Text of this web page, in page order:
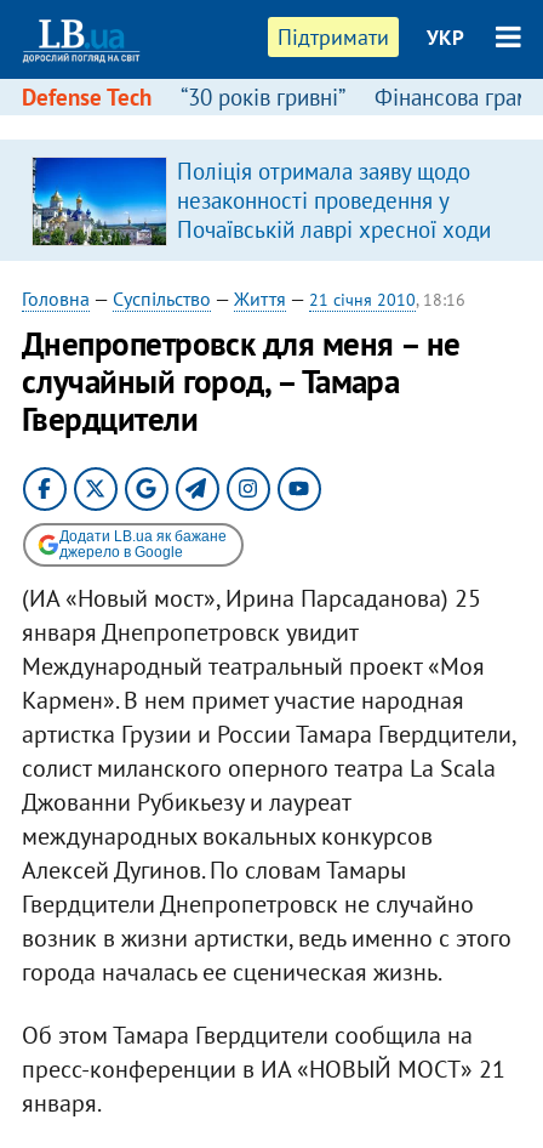
Підтримати УКР
Defense Tech “30 років гривні” Фінансова
Поліція отримала заяву щодо
незаконності проведення у
Почаївській лаврі хресної ходи
Головна — Суспільство — Життя — 21 січня 2010, 18:16
Днепропетровск для меня – не
случайный город, – Тамара
Гвердцители
Додати LB.ua як бажане
джерело в Google
(ИА «Новый мост», Ирина Парсаданова) 25
января Днепропетровск увидит
Международный театральный проект «Моя
Кармен». В нем примет участие народная
артистка Грузии и России Тамара Гвердцители,
солист миланского оперного театра La Scala
Джованни Рубикьезу и лауреат
международных вокальных конкурсов
Алексей Дугинов. По словам Тамары
Гвердцители Днепропетровск не случайно
возник в жизни артистки, ведь именно с этого
города началась ее сценическая жизнь.
Об этом Тамара Гвердцители сообщила на
пресс-конференции в ИА «НОВЫЙ МОСТ» 21
января.